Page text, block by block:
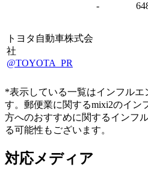
トヨタ自動車株式会
社
@TOYOTA_PR
-
*表示している一覧はインフル
す。郵便業に関するmixi2のイン
方へのおすすめに関するインフ
る可能性もございます。
対応メディア